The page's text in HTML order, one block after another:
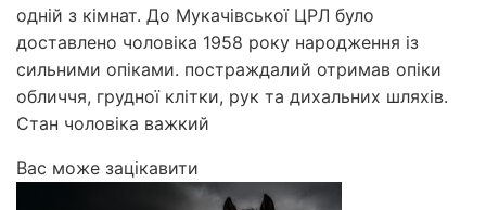
одній з кімнат. До Мукачівської ЦРЛ було
доставлено чоловіка 1958 року народження із
сильними опіками. постраждалий отримав опіки
обличчя, грудної клітки, рук та дихальних шляхів.
Стан чоловіка важкий
Вас може зацікавити